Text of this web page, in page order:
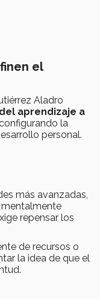
el
Aladro
aprendizaje a
la
personal.
más avanzadas,
repensar los
de recursos o
la idea de que el